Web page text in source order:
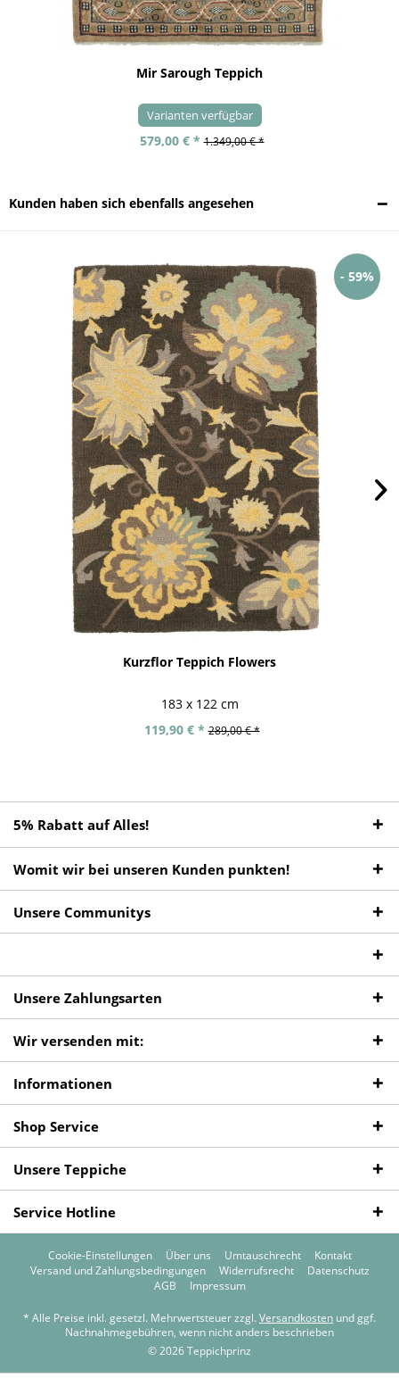
Mir Sarough Teppich
Varianten verfügbar
579,00 € * 1.349,00 € *
Kunden haben sich ebenfalls angesehen
- 59%
Kurzflor Teppich Flowers
183 x 122 cm
119,90 € * 289,00 € *
5% Rabatt auf Alles!
Womit wir bei unseren Kunden punkten!
Unsere Communitys
Unsere Zahlungsarten
Wir versenden mit:
Informationen
Shop Service
Unsere Teppiche
Service Hotline
Cookie-Einstellungen Über uns Umtauschrecht
Kontakt
Versand und Zahlungsbedingungen
Widerrufsrecht
Datenschutz
AGB
Impressum
* Alle Preise inkl. gesetzl. Mehrwertsteuer zzgl. Versandkosten und ggf.
Nachnahmegebühren, wenn nicht anders beschrieben
© 2026 Teppichprinz